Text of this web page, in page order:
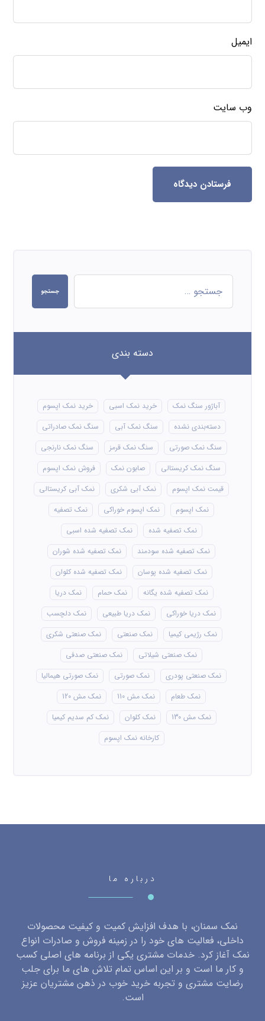
ایمیل
وب‌ سایت
فرستادن دیدگاه
جستجو
دسته بندی
آباژور سنگ نمک خرید نمک اسبی
خرید نمک اپسوم
دسته‌بندی نشده
سنگ نمک آبی
سنگ نمک صادراتی
سنگ نمک صورتی
سنگ نمک قرمز
سنگ نمک نارنجی
سنگ نمک کریستالی
صابون نمک
فروش نمک اپسوم
قیمت نمک اپسوم
نمک آبی شکری
نمک آبی کریستالی
نمک اپسوم
نمک اپسوم خوراکی
نمک تصفیه
نمک تصفیه شده
نمک تصفیه شده اسبی
نمک تصفیه شده سودمند
نمک تصفیه شده شوران
نمک تصفیه شده پوسان
نمک تصفیه شده کلوان
نمک تصفیه شده یگانه
نمک حمام
نمک دریا
نمک دریا خوراکی
نمک دریا طبیعی
نمک دلچسب
نمک رژیمی کیمیا
نمک صنعتی
نمک صنعتی شکری
نمک صنعتی شیلاتی
نمک صنعتی صدفی
نمک صنعتی پودری
نمک صورتی
نمک صورتی هیمالیا
نمک طعام
نمک مش 110
نمک مش 120
نمک مش 130
نمک کلوان
نمک کم سدیم کیمیا
کارخانه نمک اپسوم
درباره ما
نمک سمنان، با هدف افزایش کمیت و کیفیت محصولات
داخلی، فعالیت های خود را در زمینه فروش و صادرات انواع
نمک آغاز کرد. خدمات مشتری یکی از برنامه های اصلی کسب
و کار ما است و بر این اساس تمام تلاش های ما برای جلب
رضایت مشتری و تجربه خرید خوب در ذهن مشتریان عزیز
است.